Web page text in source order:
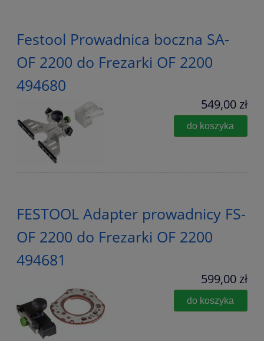
Festool Prowadnica boczna SA-
OF 2200 do Frezarki OF 2200
494680
549,00 zł
do koszyka
FESTOOL Adapter prowadnicy FS-
OF 2200 do Frezarki OF 2200
494681
599,00 zł
do koszyka